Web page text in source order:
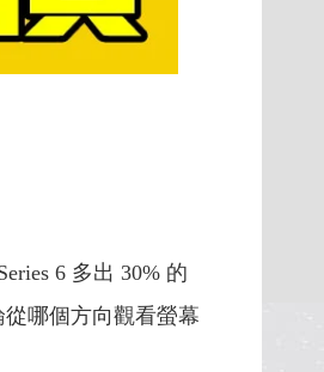
6 多出 30% 的
哪個方向觀看螢幕